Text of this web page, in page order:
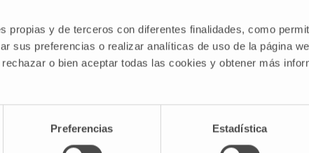
propias y de terceros con diferentes finalidades, como
sus preferencias o realizar analíticas de uso de la página
o bien aceptar todas las cookies y obtener más
Preferencias Estadística